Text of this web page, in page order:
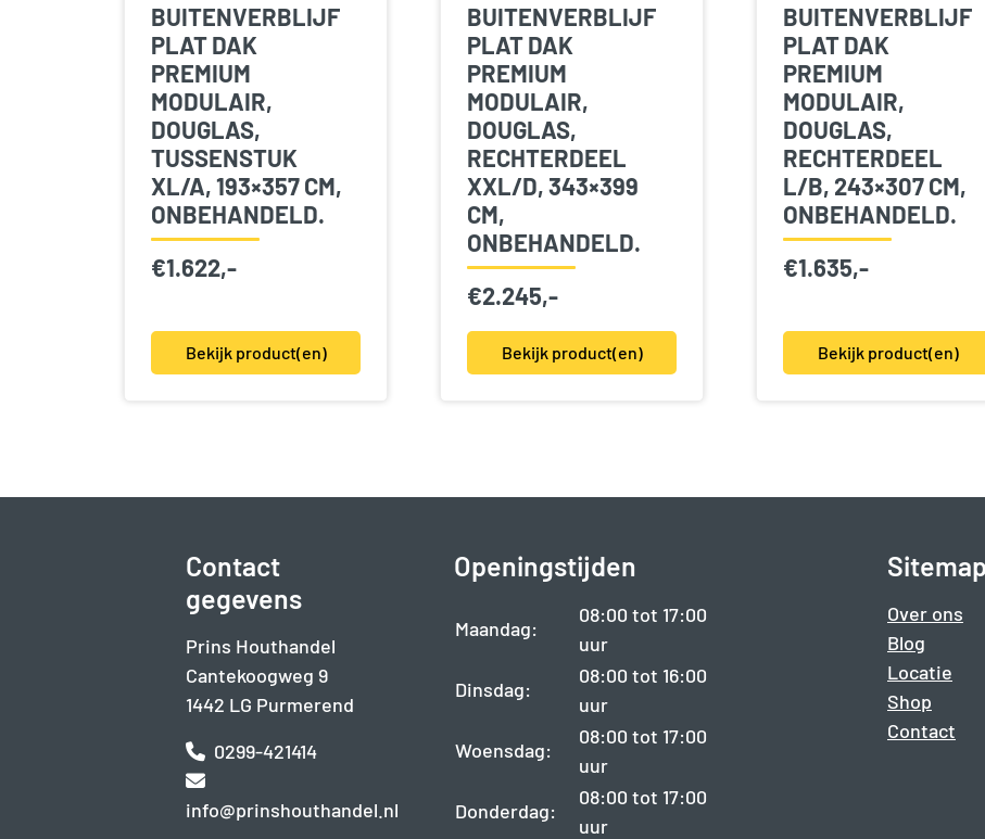
BUITENVERBLIJF
PLAT DAK
PREMIUM
MODULAIR,
DOUGLAS,
TUSSENSTUK
XL/A, 193×357 CM,
ONBEHANDELD.
€1.622,-
Bekijk product(en)
BUITENVERBLIJF
PLAT DAK
PREMIUM
MODULAIR,
DOUGLAS,
RECHTERDEEL
XXL/D, 343×399
CM,
ONBEHANDELD.
€2.245,-
Bekijk product(en)
BUITENVERBLIJF
PLAT DAK
PREMIUM
MODULAIR,
DOUGLAS,
RECHTERDEEL
L/B, 243×307 CM,
ONBEHANDELD.
€1.635,-
Bekijk product(en)
Contact
gegevens
Prins Houthandel
Cantekoogweg 9
1442 LG Purmerend
0299-421414
info@prinshouthandel.nl
Openingstijden
Maandag:
08:00 tot 17:00
uur
Dinsdag:
08:00 tot 16:00
uur
Woensdag:
08:00 tot 17:00
uur
Donderdag:
08:00 tot 17:00
uur
Sitemap
Over ons
Blog
Locatie
Shop
Contact